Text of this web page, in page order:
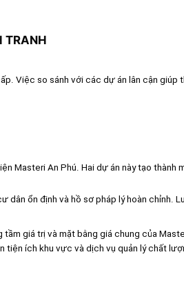
TRANH
Việc so sánh với các dự án lân cận giúp
Masteri An Phú. Hai dự án này tạo thành
dân ổn định và hồ sơ pháp lý hoàn chỉnh.
giá trị và mặt bằng giá chung của
tiện ích khu vực và dịch vụ quản lý chất